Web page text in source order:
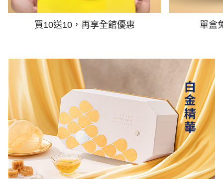
買10送10，再享全館優惠 單盒